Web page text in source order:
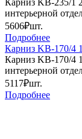
Карниз KB-235/1
интерьерной
5606₽шт.
Подробнее
Карниз KB-170/4
Карниз KB-170/4
интерьерной
5117₽шт.
Подробнее